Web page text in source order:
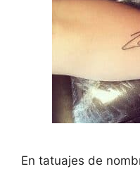
En tatuajes de